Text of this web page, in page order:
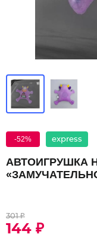
-52% express
АВТОИГРУШКА
301 ₽
144 ₽